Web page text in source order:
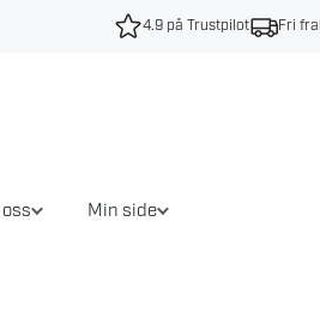
4.9 på Trustpilot Fri
Min side